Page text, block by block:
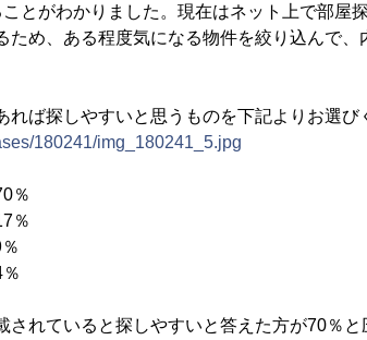
とがわかりました。現在はネット上で部屋
ため、ある程度気になる物件を絞り込んで
れば探しやすいと思うものを下記よりお選び
180241/img_180241_5.jpg
％
されていると探しやすいと答えた方が70％